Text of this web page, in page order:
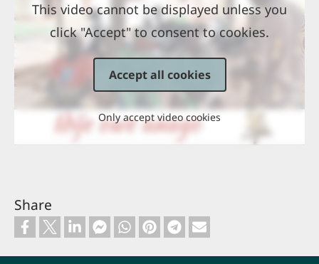
This video cannot be displayed unless you
click "Accept" to consent to cookies.
Accept all cookies
Only accept video cookies
Share